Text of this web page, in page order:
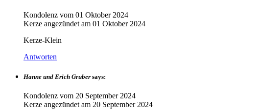
Kondolenz vom 01 Oktober 2024
Kerze angezündet am 01 Oktober 2024
Kerze-Klein
Antworten
Hanne und Erich Gruber says:
Kondolenz vom 20 September 2024
Kerze angezündet am 20 September 2024